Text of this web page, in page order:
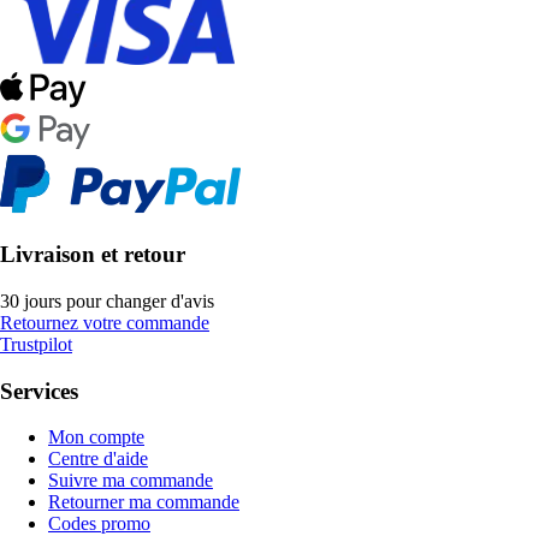
Livraison et retour
30 jours pour changer d'avis
Retournez votre commande
Trustpilot
Services
Mon compte
Centre d'aide
Suivre ma commande
Retourner ma commande
Codes promo